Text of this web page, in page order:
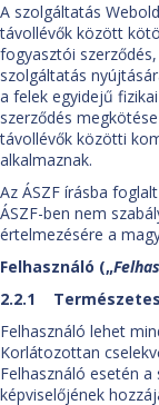
A szolgáltatás
távollévők között
fogyasztói
szolgáltatás
a felek egyidejű
szerződés
távollévők közötti
alkalmaznak.
Az ÁSZF írásba
ÁSZF-ben nem
értelmezésére a
Felhasználó („
2.2.1
Felhasználó lehet
Korlátozottan
Felhasználó esetén
képviselőjének